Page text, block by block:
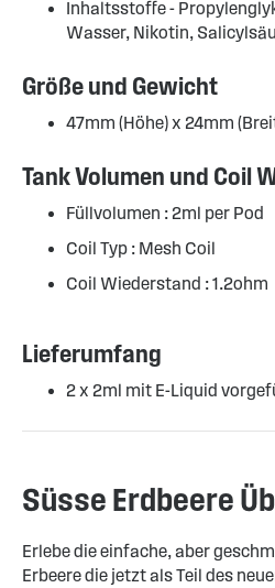
Inhaltsstoffe -
Wasser, Nikotin,
Größe und Gewicht
47mm (Höhe) x 24mm
Tank Volumen und Coil
Füllvolumen : 2ml per Pod
Coil Typ : Mesh Coil
Coil Wiederstand : 1.2ohm
Lieferumfang
2 x 2ml mit E-Liquid
Süsse Erdbeere
Erlebe die einfache, aber
Erbeere die jetzt als Teil des